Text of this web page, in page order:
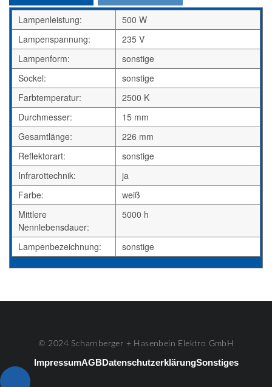
Lampenleistung:
500 W
Lampenspannung:
235 V
Lampenform:
sonstige
Sockel:
sonstige
Farbtemperatur:
2500 K
Durchmesser:
15 mm
Gesamtlänge:
226 mm
Reflektorart:
sonstige
Infrarottechnik:
ja
Farbe:
weiß
Mittlere
Nennlebensdauer:
5000 h
Lampenbezeichnung: sonstige
© 2024 Scharnberger + Hasenbein Elektro GmbH
ImpressumAGBDatenschutzerklärungSonstiges